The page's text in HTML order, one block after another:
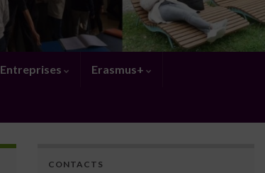
Entreprises Erasmus+
CONTACTS